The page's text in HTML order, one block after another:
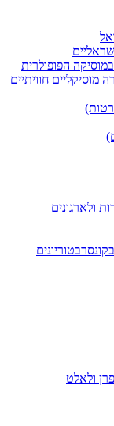
הפופולרית
חוויתיים
ולארגונים
ולאלט